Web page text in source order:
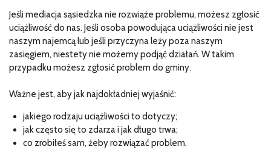
Jeśli mediacja sąsiedzka nie rozwiąże problemu, możesz zgłosić
uciążliwość do nas. Jeśli osoba powodująca uciążliwości nie jest
naszym najemcą lub jeśli przyczyna leży poza naszym
zasięgiem, niestety nie możemy podjąć działań. W takim
przypadku możesz zgłosić problem do gminy.
Ważne jest, aby jak najdokładniej wyjaśnić:
jakiego rodzaju uciążliwości to dotyczy;
jak często się to zdarza i jak długo trwa;
co zrobiłeś sam, żeby rozwiązać problem.